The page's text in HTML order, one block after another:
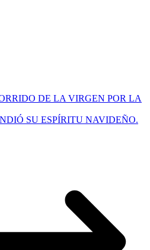
DE LA VIRGEN POR LA
SU ESPÍRITU NAVIDEÑO.